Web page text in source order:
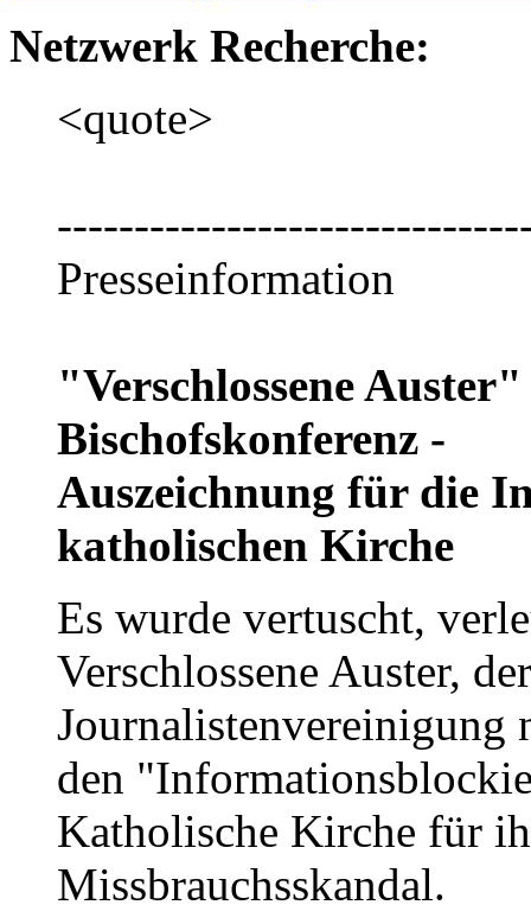
Netzwerk Recherche:
<quote>
Presseinformation
"Verschlossene
Bischofskonferenz -
Auszeichnung für die
katholischen Kirche
Es wurde vertuscht,
Verschlossene Auster,
Journalistenvereinigung
den
Katholische Kirche für
Missbrauchsskandal.